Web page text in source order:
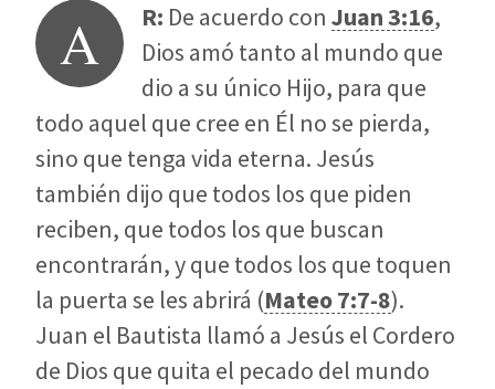
A R: De acuerdo con Juan 3:16,
Dios amó tanto al mundo que
dio a su único Hijo, para que
todo aquel que cree en Él no se pierda,
sino que tenga vida eterna. Jesús
también dijo que todos los que piden
reciben, que todos los que buscan
encontrarán, y que todos los que toquen
la puerta se les abrirá (Mateo 7:7-8).
Juan el Bautista llamó a Jesús el Cordero
de Dios que quita el pecado del mundo